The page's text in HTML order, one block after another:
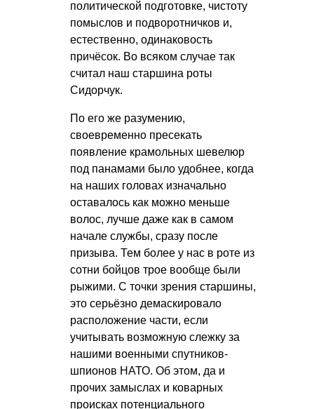
политической подготовке, чистоту
помыслов и подворотничков и,
естественно, одинаковость
причёсок. Во всяком случае так
считал наш старшина роты
Сидорчук.
По его же разумению,
своевременно пресекать
появление крамольных шевелюр
под панамами было удобнее, когда
на наших головах изначально
оставалось как можно меньше
волос, лучше даже как в самом
начале службы, сразу после
призыва. Тем более у нас в роте из
сотни бойцов трое вообще были
рыжими. С точки зрения старшины,
это серьёзно демаскировало
расположение части, если
учитывать возможную слежку за
нашими военными спутников-
шпионов НАТО. Об этом, да и
прочих замыслах и коварных
происках потенциального